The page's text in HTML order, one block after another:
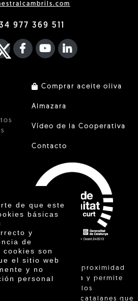
de que este
básicas
y
de
cookies son
el sitio web
y no
personal
977 369 511
TWITTER
FACEBOOK F
YOUTUBEFA LINKEDIN
Comprar aceite oliva
Almazara
Vídeo de la Cooperativa
Contacto
"La venta de proximidad
está regulada y permite
identificar a los
agricultores catalanes que